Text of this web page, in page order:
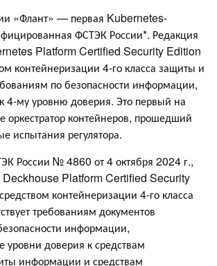
«Флант» — первая Kubernetes-
ФСТЭК России*. Редакция
Platform Certified Security Edition
контейнеризации 4-го класса защиты и
по безопасности информации,
4-му уровню доверия. Это первый на
оркестратор контейнеров, прошедший
испытания регулятора.
России № 4860 от 4 октября 2024 г.,
Deckhouse Platform Certified Security
контейнеризации 4-го класса
требованиям документов
информации,
уровни доверия к средствам
информации и средствам